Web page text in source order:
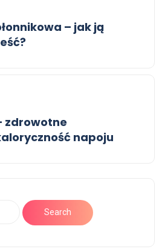
– jak ją
zdrowotne
napoju